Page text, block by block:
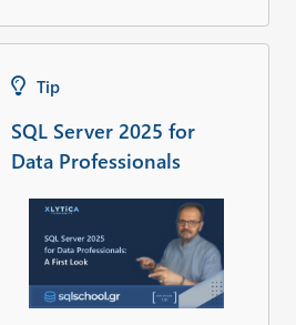
Tip
SQL Server 2025 for
Data Professionals